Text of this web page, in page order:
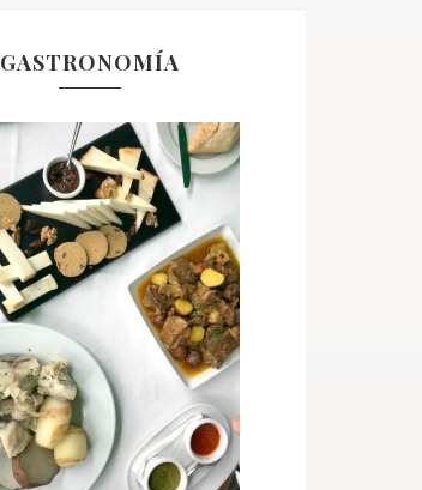
GASTRONOMÍA